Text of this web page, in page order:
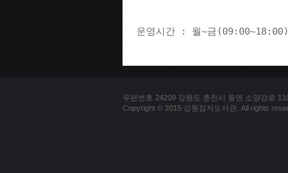
운영시간 : 월~금
우편번호 24209 강원도 춘천시 동면 소양강로
Copyright © 2015 강원점자도서관. All rights